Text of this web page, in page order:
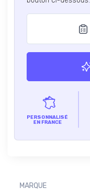
PERSONNALISÉ
EN FRANCE
MARQUE